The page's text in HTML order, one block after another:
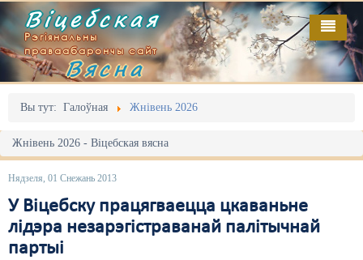
Віцебская
Рэгіянальны
праваабарончы сайт
Вясна
Вы тут: Галоўная Жнівень 2026
Жнівень 2026 - Віцебская вясна
Нядзеля, 01 Снежань 2013
У Віцебску працягваецца цкаваньне
лідэра незарэгістраванай палітычнай
партыі
Галоўная
Адміністрацыйны перасьлед
Акцыі
Выбары
Грамадзянскія ініцыятывы
Выданьні
Відэа
Пра нас
RSS